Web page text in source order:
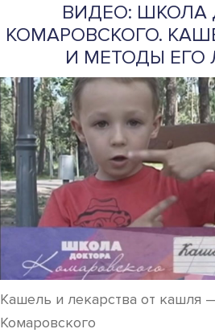
ВИДЕО: ШКОЛА
КОМАРОВСКОГО.
И МЕТОДЫ ЕГО
Кашель и лекарства от кашля
Комаровского